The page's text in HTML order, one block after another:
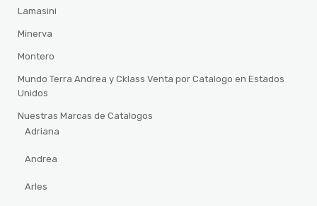
Lamasini
Minerva
Montero
Mundo Terra Andrea y Cklass Venta por Catalogo en Estados
Unidos
Nuestras Marcas de Catalogos
Adriana
Andrea
Arles